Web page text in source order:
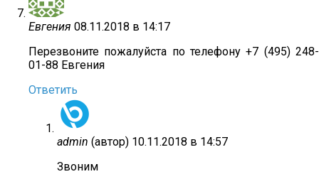
Евгения 08.11.2018 в 14:17
Перезвоните пожалуйста по телефону +7 (495) 248-
01-88 Евгения
Ответить
admin (автор) 10.11.2018 в 14:57
Звоним